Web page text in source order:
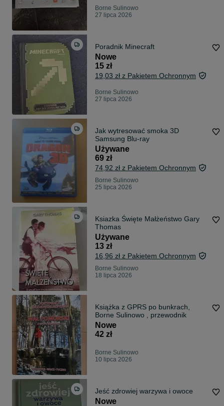
Borne Sulinowo
27 lipca 2026
Poradnik Minecraft
Nowe
15 zł
19,03 zł z Pakietem Ochronnym
Borne Sulinowo
27 lipca 2026
Jak wytresować smoka 3D
Samsung Blu-ray
Używane
69 zł
74,92 zł z Pakietem Ochronnym
Borne Sulinowo
25 lipca 2026
Ksiazka Święte Małżeństwo Gary
Thomas
Używane
13 zł
16,96 zł z Pakietem Ochronnym
Borne Sulinowo
18 lipca 2026
Książka z GPRS po bunkrach,
Borne Sulinowo , przewodnik
Nowe
42 zł
Borne Sulinowo
10 lipca 2026
Jeść zdrowiej warzywa i owoce
Nowe